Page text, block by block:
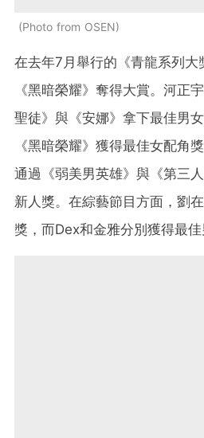
Photo from OSEN
在去年7月舉行的《青龍系列大
《黑暗榮耀》奪得大賞。河正
聖徒》與《安娜》拿下最佳男
《黑暗榮耀》獲得最佳女配角
通過《弱美男英雄》與《第三
新人獎。在綜藝節目方面，劉
獎，而Dex和金雅分別獲得最佳